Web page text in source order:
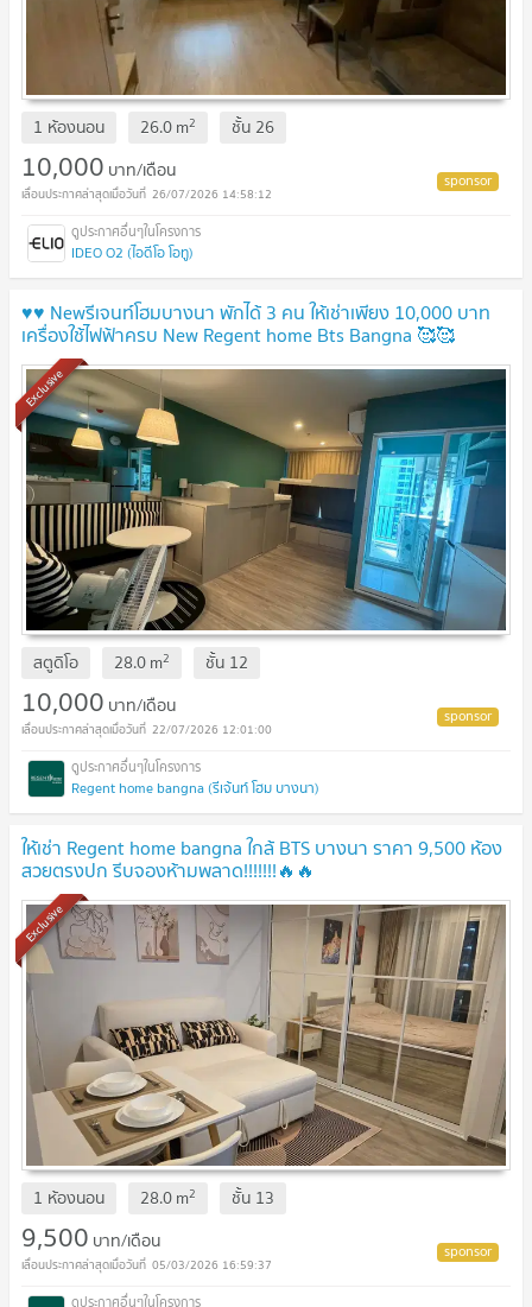
1 ห้องนอน 26.0m2 ชั้น 26
10,000 บาท/เดือน
26/07/2026 14:58:12
IDEO O2 (ไอดีโอ โอทู)
♥️♥️ Newรีเจนท์โฮม​บางนา พักได้ 3 คน ให้เช่าเพียง 10,000 บาท
เครื่องใช้ไฟฟ้าครบ New Regent home Bts Bangna 🥰🥰
Exclusive
สตูดิโอ 28.0m2 ชั้น 12
10,000 บาท/เดือน
22/07/2026 12:01:00
Regent home bangna (รีเจ้นท์ โฮม บางนา)
ให้เช่า Regent home bangna ใกล้ BTS บางนา ราคา 9,500 ห้อง
สวยตรงปก รีบจองห้ามพลาด!!!!!!!🔥🔥
Exclusive
1 ห้องนอน 28.0m2 ชั้น 13
9,500 บาท/เดือน
05/03/2026 16:59:37